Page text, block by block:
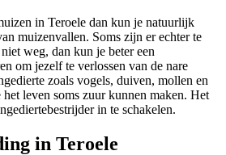
in Teroele dan kun je natuurlijk
muizenvallen. Soms zijn er echter te
weg, dan kun je beter een
om jezelf te verlossen van de nare
zoals vogels, duiven, mollen en
leven soms zuur kunnen maken. Het
in te schakelen.
in Teroele